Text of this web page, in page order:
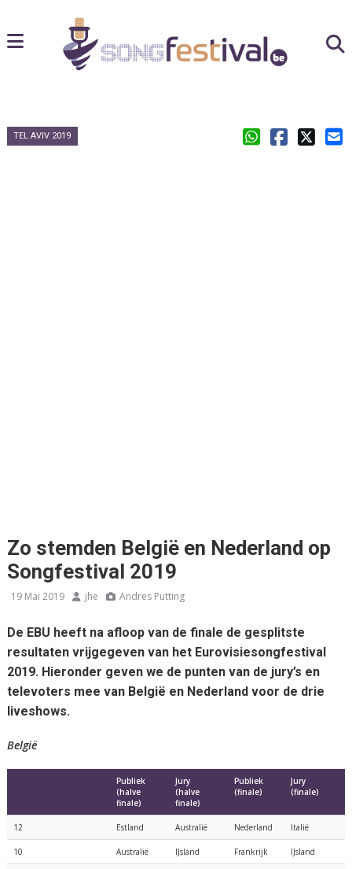
TEL AVIV 2019
Zo stemden België en Nederland op
Songfestival 2019
19 Mai 2019 jhe Andres Putting
De EBU heeft na afloop van de finale de gesplitste
resultaten vrijgegeven van het Eurovisiesongfestival
2019. Hieronder geven we de punten van de jury’s en
televoters mee van België en Nederland voor de drie
liveshows.
België
Publiek
(halve
finale)
Jury
(halve
finale)
Publiek
(finale)
Jury
(finale)
12 Estland Australië Nederland Italië
10 Australië IJsland Frankrijk IJsland